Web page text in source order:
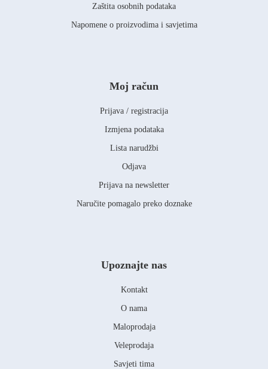
Zaštita osobnih podataka
Napomene o proizvodima i savjetima
Moj račun
Prijava / registracija
Izmjena podataka
Lista narudžbi
Odjava
Prijava na newsletter
Naručite pomagalo preko doznake
Upoznajte nas
Kontakt
O nama
Maloprodaja
Veleprodaja
Savjeti tima